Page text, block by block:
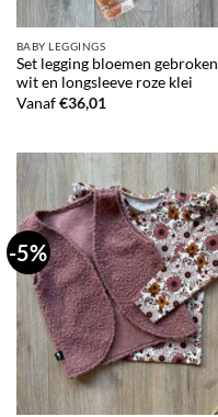
BABY LEGGINGS
Set legging bloemen gebroken
wit en longsleeve roze klei
Vanaf €36,01
-5%